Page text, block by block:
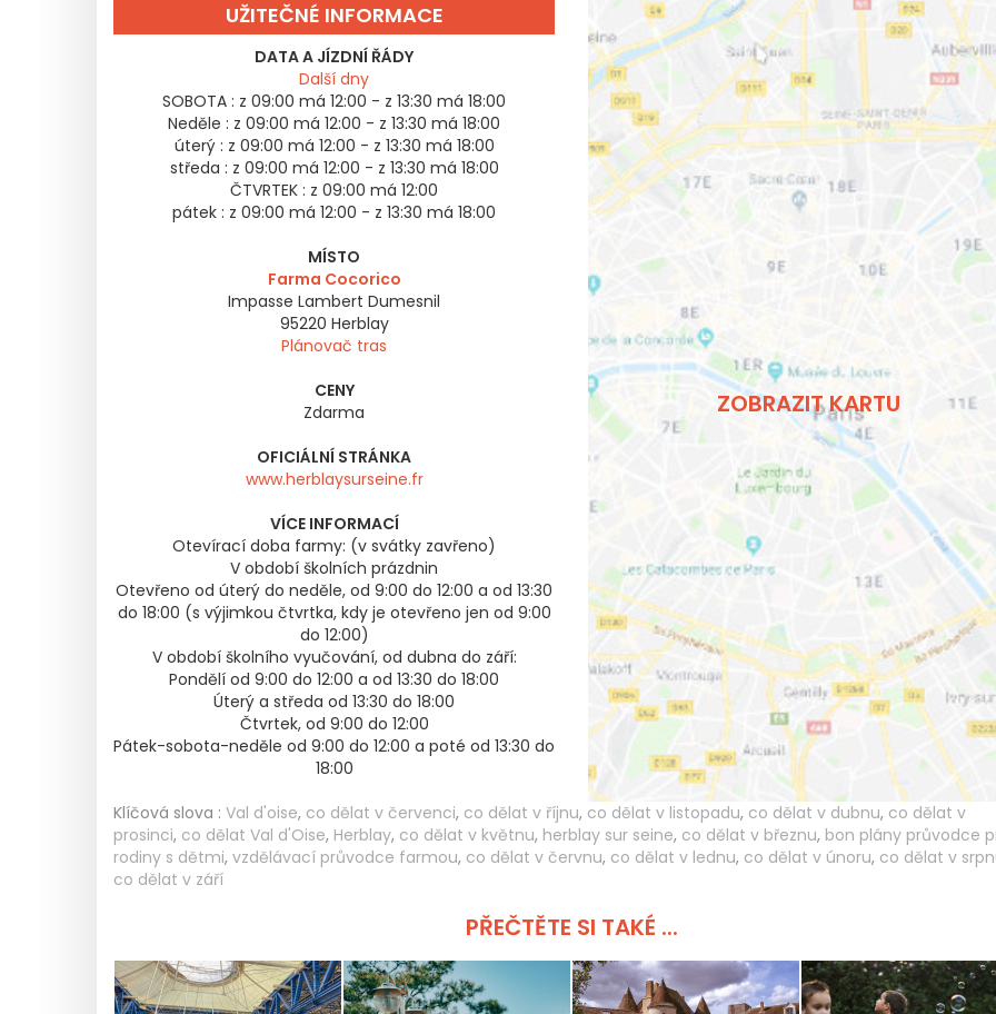
UŽITEČNÉ INFORMACE
DATA A JÍZDNÍ ŘÁDY
Další dny
SOBOTA : z 09:00 má 12:00 - z 13:30 má 18:00
Neděle : z 09:00 má 12:00 - z 13:30 má 18:00
úterý : z 09:00 má 12:00 - z 13:30 má 18:00
středa : z 09:00 má 12:00 - z 13:30 má 18:00
ČTVRTEK : z 09:00 má 12:00
pátek : z 09:00 má 12:00 - z 13:30 má 18:00
MÍSTO
Farma Cocorico
Impasse Lambert Dumesnil
95220 Herblay
Plánovač tras
CENY
Zdarma
OFICIÁLNÍ STRÁNKA
www.herblaysurseine.fr
VÍCE INFORMACÍ
Otevírací doba farmy: (v svátky zavřeno)
V období školních prázdnin
Otevřeno od úterý do neděle, od 9:00 do 12:00 a od 13:30
do 18:00 (s výjimkou čtvrtka, kdy je otevřeno jen od 9:00
do 12:00)
V období školního vyučování, od dubna do září:
Pondělí od 9:00 do 12:00 a od 13:30 do 18:00
Úterý a středa od 13:30 do 18:00
Čtvrtek, od 9:00 do 12:00
Pátek-sobota-neděle od 9:00 do 12:00 a poté od 13:30 do
18:00
ZOBRAZIT KARTU
Klíčová slova : Val d'oise, co dělat v červenci, co dělat v říjnu, co dělat v listopadu, co dělat v dubnu, co dělat v
prosinci, co dělat Val d'Oise, Herblay, co dělat v květnu, herblay sur seine, co dělat v březnu, bon plány průvodce
rodiny s dětmi, vzdělávací průvodce farmou, co dělat v červnu, co dělat v lednu, co dělat v únoru, co dělat v
co dělat v září
PŘEČTĚTE SI TAKÉ ...